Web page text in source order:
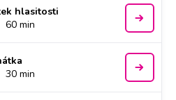
hlasitosti
60 min
30 min